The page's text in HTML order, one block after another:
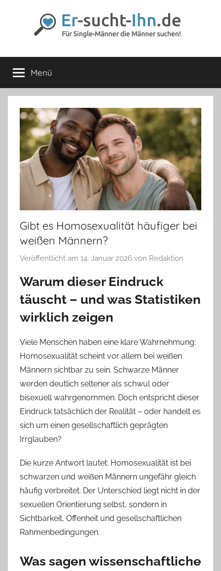
Er-
sucht-
Ihn.de
die
Männer
lieben
Menü
Gibt es Homosexualität häufiger bei
weißen Männern?
Veröffentlicht am 14. Januar 2026 von Redaktion
Warum dieser Eindruck
täuscht – und was Statistiken
wirklich zeigen
Viele Menschen haben eine klare Wahrnehmung:
Homosexualität scheint vor allem bei weißen
Männern sichtbar zu sein. Schwarze Männer
werden deutlich seltener als schwul oder
bisexuell wahrgenommen. Doch entspricht dieser
Eindruck tatsächlich der Realität – oder handelt es
sich um einen gesellschaftlich geprägten
Irrglauben?
Die kurze Antwort lautet: Homosexualität ist bei
schwarzen und weißen Männern ungefähr gleich
häufig verbreitet. Der Unterschied liegt nicht in der
sexuellen Orientierung selbst, sondern in
Sichtbarkeit, Offenheit und gesellschaftlichen
Rahmenbedingungen.
Was sagen wissenschaftliche